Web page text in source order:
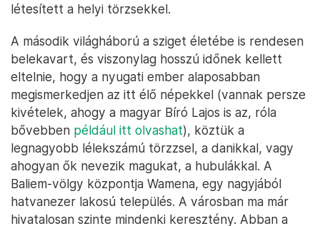
létesített a helyi törzsekkel.
A második világháború a sziget életébe is rendesen
belekavart, és viszonylag hosszú időnek kellett
eltelnie, hogy a nyugati ember alaposabban
megismerkedjen az itt élő népekkel (vannak persze
kivételek, ahogy a magyar Bíró Lajos is az, róla
bővebben például itt olvashat), köztük a
legnagyobb lélekszámú törzzsel, a danikkal, vagy
ahogyan ők nevezik magukat, a hubulákkal. A
Baliem-völgy központja Wamena, egy nagyjából
hatvanezer lakosú település. A városban ma már
hivatalosan szinte mindenki keresztény. Abban a